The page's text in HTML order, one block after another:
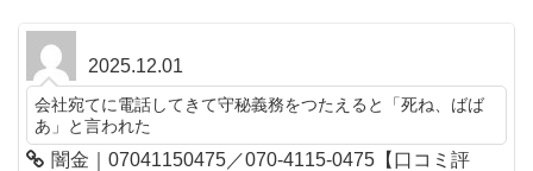
2025.12.01
会社宛てに電話してきて守秘義務をつたえると「死ね、ばば
あ」と言われた
闇金｜07041150475／070-4115-0475【口コミ評